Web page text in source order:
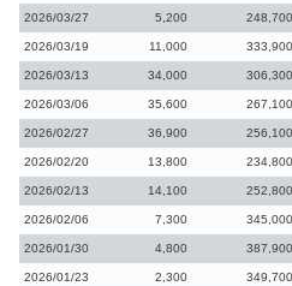
2026/03/27 5,200 248,700
2026/03/19 11,000 333,900
2026/03/13 34,000 306,300
2026/03/06 35,600 267,100
2026/02/27 36,900 256,100
2026/02/20 13,800 234,800
2026/02/13 14,100 252,800
2026/02/06 7,300 345,000
2026/01/30 4,800 387,900
2026/01/23 2,300 349,700